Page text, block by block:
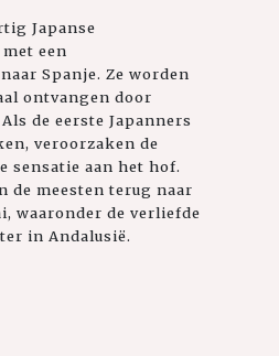
Japanse
een
Spanje. Ze worden
ontvangen door
de eerste Japanners
veroorzaken de
sensatie aan het hof.
de meesten terug naar
waaronder de verliefde
in Andalusië.